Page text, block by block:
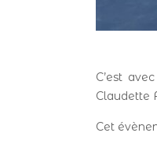
C’est
Claudette
Cet